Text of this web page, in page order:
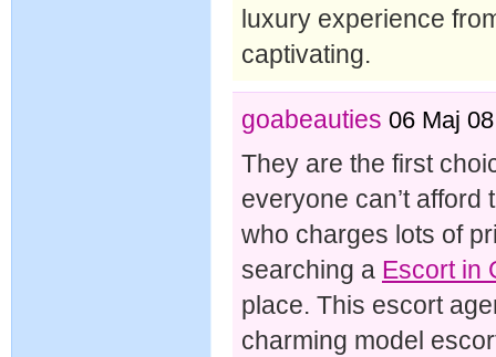
luxury experience
captivating.
goabeauties 06 Maj
They are the first
everyone can’t
who charges lots of
searching a Escort in
place. This escort
charming model